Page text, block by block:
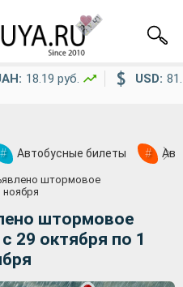
18.19 руб. USD:
# Автобусные билеты #
штормовое
ноября
штормовое
29 октября по 1